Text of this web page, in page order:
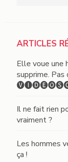
ARTICLES
Elle voue une
supprime.
Il ne fait rien
vraiment ?
Les hommes
ça !